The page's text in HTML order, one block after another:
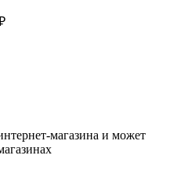
магазина и может